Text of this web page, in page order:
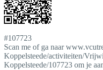
#107723
Scan me of ga naar
Koppelsteede/activiteiten/
Koppelsteede/107723 om je